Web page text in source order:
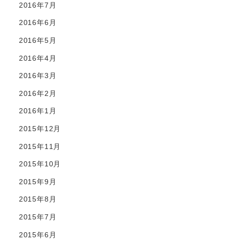
2016年7月
2016年6月
2016年5月
2016年4月
2016年3月
2016年2月
2016年1月
2015年12月
2015年11月
2015年10月
2015年9月
2015年8月
2015年7月
2015年6月